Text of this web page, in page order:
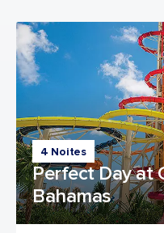
4 Noites
Perfect Day at
Bahamas